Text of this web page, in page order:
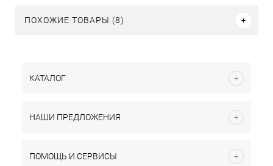
ПОХОЖИЕ ТОВАРЫ (8)
КАТАЛОГ
НАШИ ПРЕДЛОЖЕНИЯ
ПОМОЩЬ И СЕРВИСЫ